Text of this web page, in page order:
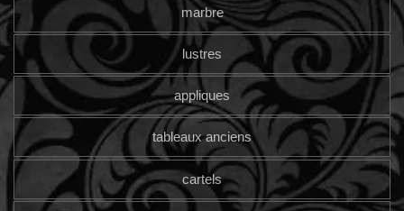
marbre
lustres
appliques
tableaux anciens
cartels